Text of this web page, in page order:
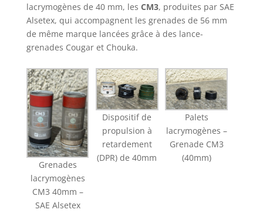
lacrymogènes de 40 mm, les CM3, produites par SAE
Alsetex, qui accompagnent les grenades de 56 mm
de même marque lancées grâce à des lance-
grenades Cougar et Chouka.
Grenades
lacrymogènes
CM3 40mm –
SAE Alsetex
Dispositif de
propulsion à
retardement
(DPR) de 40mm
Palets
lacrymogènes –
Grenade CM3
(40mm)